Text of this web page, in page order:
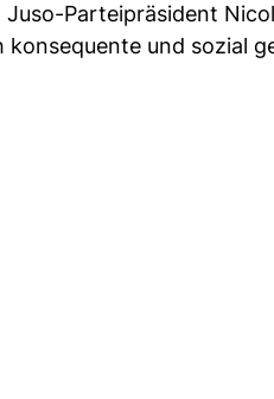
Parteipräsident
und sozial